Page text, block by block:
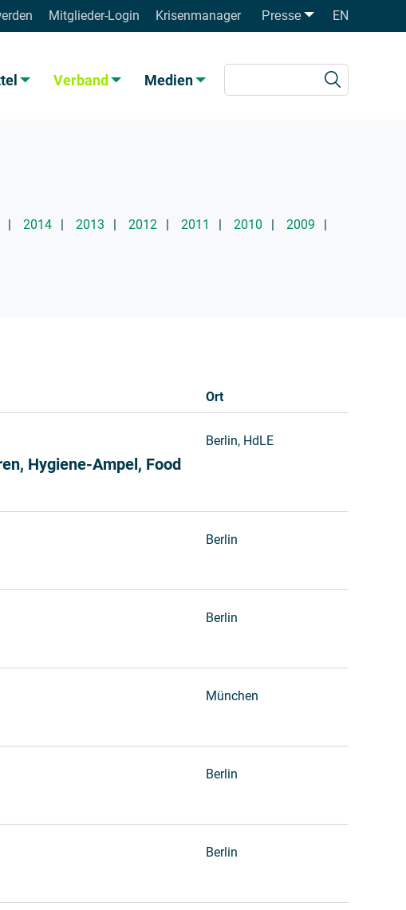
Mitglieder-Login Krisenmanager Presse EN
Verband Medien
2014 2013 2012 2011 2010
2009
Ort
Hygiene-Ampel, Food
Berlin, HdLE
Berlin
Berlin
München
Berlin
Berlin